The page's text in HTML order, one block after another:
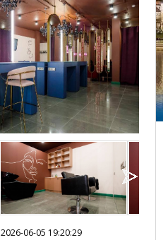
2026-06-05 19:20:29